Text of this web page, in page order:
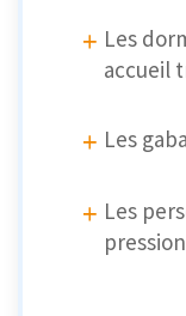
Les
accueil
Les
Les